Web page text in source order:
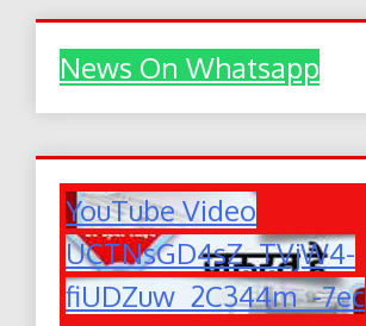
News On Whatsapp
YouTube Video
UCTNsGD4sZ_TVjW4-
fiUDZuw_2C344m_-7ec